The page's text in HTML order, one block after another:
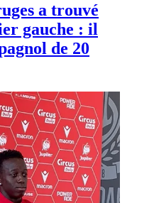
a trouvé
gauche : il
de 20